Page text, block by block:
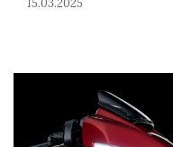
15.03.2025